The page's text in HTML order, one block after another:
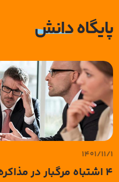
پایگاهدانش
1401/11/1
4 اشتباه مرگبار در مذاکره